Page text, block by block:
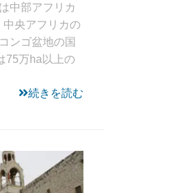
中部アフリカ
央アフリカの
ンゴ盆地の国
75万ha以上の
続きを読む